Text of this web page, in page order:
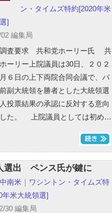
ン・タイムズ特約[2020年米
]
編集局
調査要求 共和党ホーリー氏 共
ーリー上院議員は30日、２０２
６日の上下両院合同会議で、バ
副大統領を勝者とした大統領選
投票結果の承認に反対する意向
した。 上院議員としては初め…
選出 ペンス氏が鍵に
南米 ｜ ワシントン・タイムズ特
年米大統領選]
30 編集局